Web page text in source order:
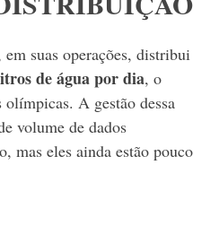
em suas operações, distribui
de água por dia, o
A gestão dessa
volume de dados
mas eles ainda estão pouco